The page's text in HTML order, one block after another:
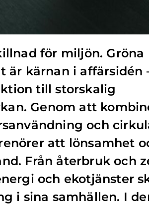
för miljön. Gröna
är kärnan i affärsidén
till storskalig
Genom att
och
att lönsamhet
Från återbruk och
och ekotjänster
i sina samhällen. I